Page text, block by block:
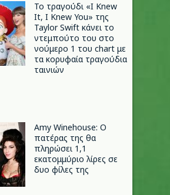
Το τραγούδι «I Knew
It, I Knew You» της
Taylor Swift κάνει το
ντεμπούτο του στο
νούμερο 1 του chart με
τα κορυφαία τραγούδια
ταινιών
Amy Winehouse: Ο
πατέρας της θα
πληρώσει 1,1
εκατομμύριο λίρες σε
δυο φίλες της